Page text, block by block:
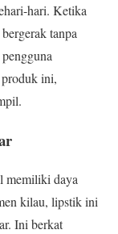
hari. Ketika
tanpa
produk ini,
memiliki daya
kilau, lipstik ini
Ini berkat